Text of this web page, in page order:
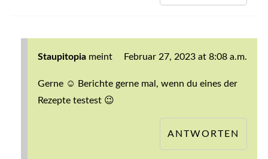
Staupitopia meint Februar 27, 2023 at 8:08 a.m.
Gerne ☺️ Berichte gerne mal, wenn du eines der
Rezepte testest 😉
ANTWORTEN